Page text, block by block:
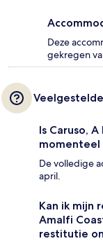
Deze
gekregen
Is Caruso,
momenteel
De volledige
april.
Kan ik mijn
Amalfi
restitutie